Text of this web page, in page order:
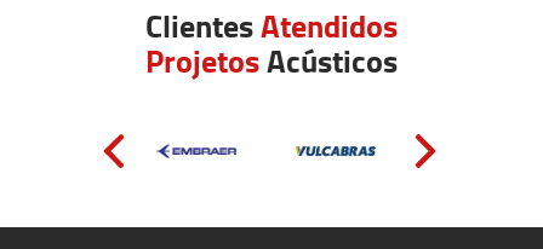
ClientesAtendidos
ProjetosAcústicos